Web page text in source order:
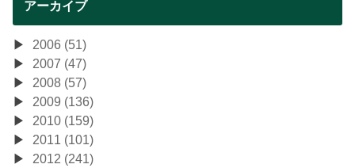
アーカイブ
2006 (51)
2007 (47)
2008 (57)
2009 (136)
2010 (159)
2011 (101)
2012 (241)